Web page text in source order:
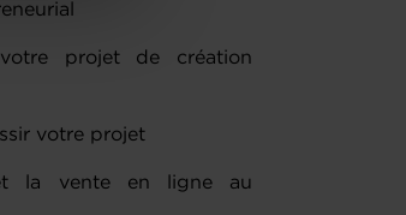
projet de création
votre projet
la vente en ligne au